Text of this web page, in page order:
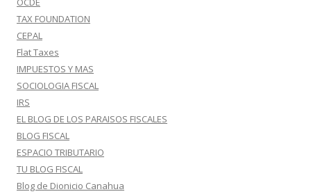
TAX FOUNDATION
CEPAL
Flat Taxes
IMPUESTOS Y MAS
SOCIOLOGIA FISCAL
IRS
EL BLOG DE LOS PARAISOS FISCALES
BLOG FISCAL
ESPACIO TRIBUTARIO
TU BLOG FISCAL
Blog de Dionicio Canahua